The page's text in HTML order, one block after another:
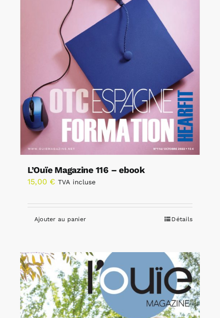
L’Ouïe Magazine 116 – ebook
15,00 € TVA incluse
Ajouter au panier Détails